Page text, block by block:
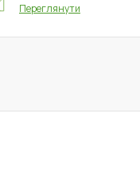
Переглянути